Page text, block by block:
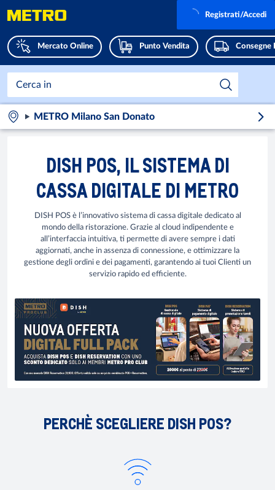
Mercato Online Punto Vendita Consegne
Registrati/Accedi
METRO Milano San Donato
DISH POS, IL SISTEMA DI
CASSA DIGITALE DI METRO
DISH POS è l’innovativo sistema di cassa digitale dedicato al
mondo della ristorazione. Grazie al cloud indipendente e
all’interfaccia intuitiva, ti permette di avere sempre i dati
aggiornati, anche in assenza di connessione, e ottimizzare la
gestione degli ordini e dei pagamenti, garantendo ai tuoi Clienti un
servizio rapido ed efficiente.
PERCHÈ SCEGLIERE DISH POS?